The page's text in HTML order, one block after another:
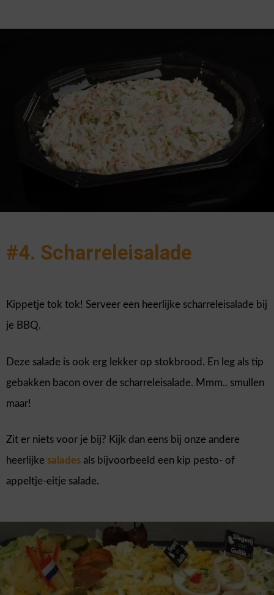
#4. Scharreleisalade
Kippetje tok tok! Serveer een heerlijke scharreleisalade bij
je BBQ.
Deze salade is ook erg lekker op stokbrood. En leg als tip
gebakken bacon over de scharreleisalade. Mmm.. smullen
maar!
Zit er niets voor je bij? Kijk dan eens bij onze andere
heerlijke salades als bijvoorbeeld een kip pesto- of
appeltje-eitje salade.